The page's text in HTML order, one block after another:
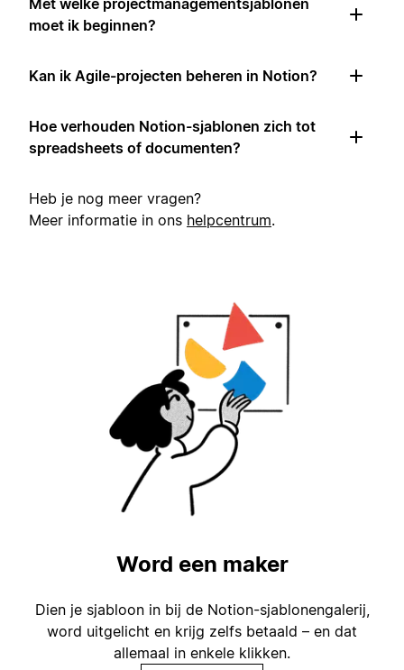
moet ik beginnen?
Kan ik Agile-projecten beheren in Notion?
Hoe verhouden Notion-sjablonen zich tot
spreadsheets of documenten?
Heb je nog meer vragen?
Meer informatie in ons helpcentrum.
Word een maker
Dien je sjabloon in bij de Notion-sjablonengalerij,
word uitgelicht en krijg zelfs betaald – en dat
allemaal in enkele klikken.